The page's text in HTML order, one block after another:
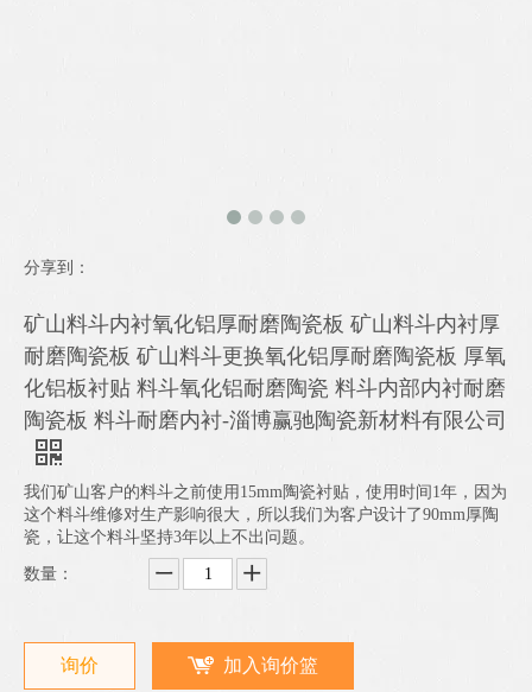
分享到：
矿山料斗内衬氧化铝厚耐磨陶瓷板 矿山料斗内衬厚
耐磨陶瓷板 矿山料斗更换氧化铝厚耐磨陶瓷板 厚氧
化铝板衬贴 料斗氧化铝耐磨陶瓷 料斗内部内衬耐磨
陶瓷板 料斗耐磨内衬-淄博赢驰陶瓷新材料有限公司
我们矿山客户的料斗之前使用15mm陶瓷衬贴，使用时间1年，因为
这个料斗维修对生产影响很大，所以我们为客户设计了90mm厚陶
瓷，让这个料斗坚持3年以上不出问题。
数量：
询价 加入询价篮